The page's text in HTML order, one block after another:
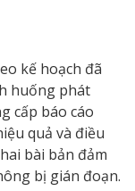
kế hoạch đã
huống phát
cấp báo cáo
quả và điều
bài bản đảm
bị gián đoạn.